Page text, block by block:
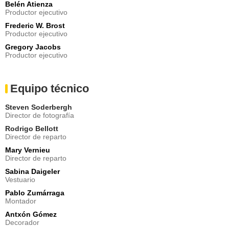
Belén Atienza
Productor ejecutivo
Frederic W. Brost
Productor ejecutivo
Gregory Jacobs
Productor ejecutivo
Equipo técnico
Steven Soderbergh
Director de fotografía
Rodrigo Bellott
Director de reparto
Mary Vernieu
Director de reparto
Sabina Daigeler
Vestuario
Pablo Zumárraga
Montador
Antxón Gómez
Decorador